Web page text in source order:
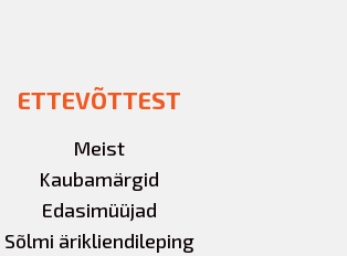
ETTEVÕTTEST
Meist
Kaubamärgid
Edasimüüjad
Sõlmi ärikliendileping